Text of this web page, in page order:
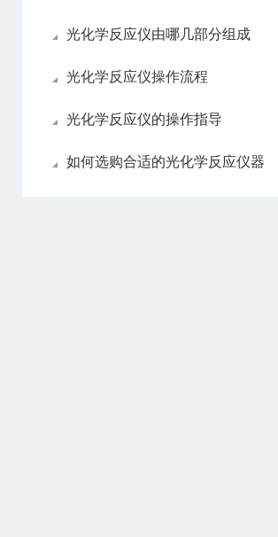
光化学反应仪由哪几部分组成
光化学反应仪操作流程
光化学反应仪的操作指导
如何选购合适的光化学反应仪器